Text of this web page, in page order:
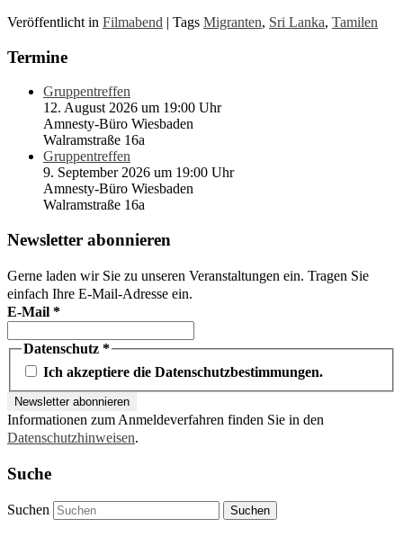
Veröffentlicht in Filmabend | Tags Migranten, Sri Lanka, Tamilen
Termine
Gruppentreffen
12. August 2026 um 19:00 Uhr
Amnesty-Büro Wiesbaden
Walramstraße 16a
Gruppentreffen
9. September 2026 um 19:00 Uhr
Amnesty-Büro Wiesbaden
Walramstraße 16a
Newsletter abonnieren
Gerne laden wir Sie zu unseren Veranstaltungen ein. Tragen Sie
einfach Ihre E-Mail-Adresse ein.
E-Mail *
Datenschutz *
Ich akzeptiere die Datenschutzbestimmungen.
Informationen zum Anmeldeverfahren finden Sie in den
Datenschutzhinweisen.
Suche
Suchen